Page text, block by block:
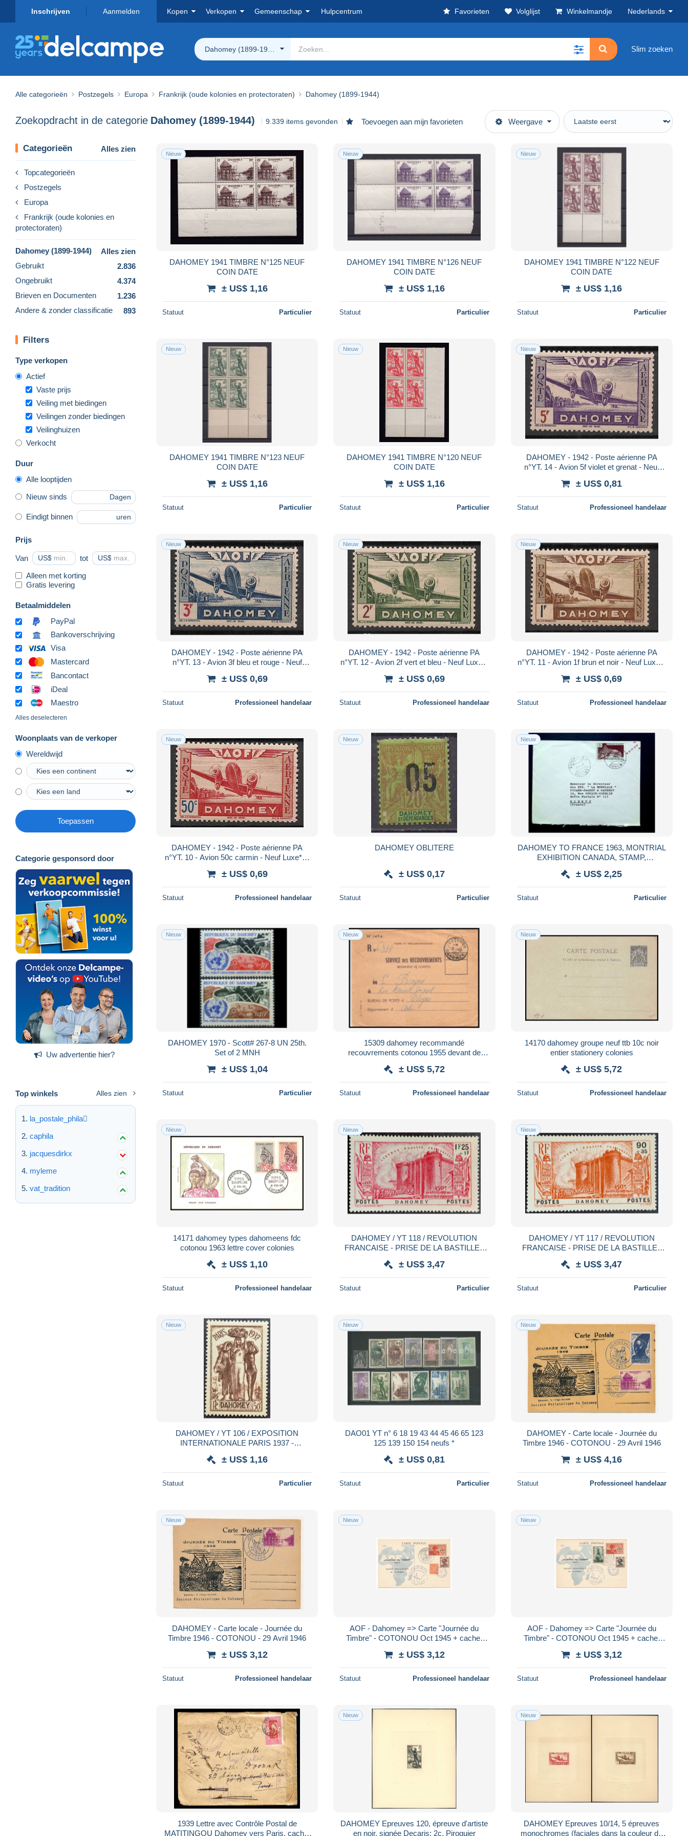
Inschrijven Aanmelden Kopen Verkopen Gemeenschap Hulpcentrum Favorieten Volglijst Winkelmandje Nederlands
Dahomey (1899-1944) Slim zoeken
Alle categorieën Postzegels Europa Frankrijk (oude kolonies en protectoraten) Dahomey (1899-1944)
Zoekopdracht in de categorie Dahomey (1899-1944) 9.339 items gevonden Toevoegen aan mijn favorieten Weergave
Categorieën Alles zien
Topcategorieën
Postzegels
Europa
Frankrijk (oude kolonies en
protectoraten)
Dahomey (1899-1944)
Alles zien
Gebruikt
2.836
Ongebruikt
4.374
Brieven en Documenten
1.236
Andere & zonder classificatie
893
Filters
Type verkopen
Actief
Vaste prijs
Veiling met biedingen
Veilingen zonder biedingen
Veilinghuizen
Verkocht
Duur
Alle looptijden
Nieuw sinds Dagen
Eindigt binnen uren
Prijs
Van US$ tot US$
Alleen met korting
Gratis levering
Betaalmiddelen
PayPal
Bankoverschrijving
Visa
Mastercard
Bancontact
iDeal
Maestro
Alles deselecteren
Woonplaats van de verkoper
Wereldwijd
Toepassen
Categorie gesponsord door
Uw advertentie hier?
Top winkels Alles zien
la_postale_phila
caphila
jacquesdirkx
myleme
vat_tradition
Nieuw
DAHOMEY 1941 TIMBRE N°125 NEUF
COIN DATE
± US$ 1,16
Statuut Particulier
Nieuw
DAHOMEY 1941 TIMBRE N°126 NEUF
COIN DATE
± US$ 1,16
Statuut Particulier
Nieuw
DAHOMEY 1941 TIMBRE N°122 NEUF
COIN DATE
± US$ 1,16
Statuut Particulier
Nieuw
DAHOMEY 1941 TIMBRE N°123 NEUF
COIN DATE
± US$ 1,16
Statuut Particulier
Nieuw
DAHOMEY 1941 TIMBRE N°120 NEUF
COIN DATE
± US$ 1,16
Statuut Particulier
Nieuw
DAHOMEY - 1942 - Poste aérienne PA
n°YT. 14 - Avion 5f violet et grenat - Neuf
± US$ 0,81
Statuut Professioneel handelaar
Nieuw
DAHOMEY - 1942 - Poste aérienne PA
n°YT. 13 - Avion 3f bleu et rouge - Neuf
± US$ 0,69
Statuut Professioneel handelaar
Nieuw
DAHOMEY - 1942 - Poste aérienne PA
n°YT. 12 - Avion 2f vert et bleu - Neuf Luxe**
± US$ 0,69
Statuut Professioneel handelaar
Nieuw
DAHOMEY - 1942 - Poste aérienne PA
n°YT. 11 - Avion 1f brun et noir - Neuf Luxe**
± US$ 0,69
Statuut Professioneel handelaar
Nieuw
DAHOMEY - 1942 - Poste aérienne PA
n°YT. 10 - Avion 50c carmin - Neuf Luxe** /
± US$ 0,69
Statuut Professioneel handelaar
Nieuw
DAHOMEY OBLITERE
± US$ 0,17
Statuut Particulier
Nieuw
DAHOMEY TO FRANCE 1963, MONTRIAL
EXHIBITION CANADA, STAMP,
COVER USED.
± US$ 2,25
Statuut Particulier
Nieuw
DAHOMEY 1970 - Scott# 267-8 UN 25th.
Set of 2 MNH
± US$ 1,04
Statuut Particulier
Nieuw
15309 dahomey recommandé
recouvrements cotonou 1955 devant de
± US$ 5,72
Statuut Professioneel handelaar
Nieuw
14170 dahomey groupe neuf ttb 10c noir
entier stationery colonies
± US$ 5,72
Statuut Professioneel handelaar
Nieuw
14171 dahomey types dahomeens fdc
cotonou 1963 lettre cover colonies
± US$ 1,10
Statuut Professioneel handelaar
Nieuw
DAHOMEY / YT 118 / REVOLUTION
FRANCAISE - PRISE DE LA BASTILLE /
± US$ 3,47
Statuut Particulier
Nieuw
DAHOMEY / YT 117 / REVOLUTION
FRANCAISE - PRISE DE LA BASTILLE /
± US$ 3,47
Statuut Particulier
Nieuw
DAHOMEY / YT 106 / EXPOSITION
INTERNATIONALE PARIS 1937 -
± US$ 1,16
Statuut Particulier
Nieuw
DAO01 YT n° 6 18 19 43 44 45 46 65 123
125 139 150 154 neufs *
± US$ 0,81
Statuut Particulier
Nieuw
DAHOMEY - Carte locale - Journée du
Timbre 1946 - COTONOU - 29 Avril 1946
± US$ 4,16
Statuut Professioneel handelaar
Nieuw
DAHOMEY - Carte locale - Journée du
Timbre 1946 - COTONOU - 29 Avril 1946
± US$ 3,12
Statuut Professioneel handelaar
Nieuw
AOF - Dahomey => Carte "Journée du
Timbre" - COTONOU Oct 1945 + cachet
± US$ 3,12
Statuut Professioneel handelaar
Nieuw
AOF - Dahomey => Carte "Journée du
Timbre" - COTONOU Oct 1945 + cachet
± US$ 3,12
Statuut Professioneel handelaar
1939 Lettre avec Contrôle Postal de
MATITINGOU Dahomey vers Paris, cachet
Nieuw
DAHOMEY Epreuves 120, épreuve d'artiste
en noir, signée Decaris: 2c. Piroguier
Nieuw
DAHOMEY Epreuves 10/14, 5 épreuves
monochromes (faciales dans la couleur du